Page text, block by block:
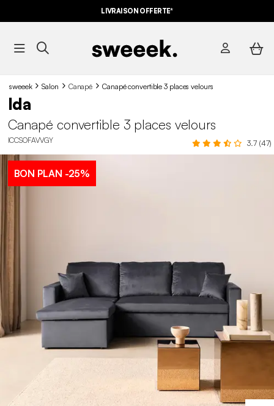
LIVRAISON OFFERTE*
sweeek Salon Canapé Canapé convertible 3 places velours
Ida
Canapé convertible 3 places velours
ICCSOFAVVGY 3.7 (47)
BON PLAN -25%